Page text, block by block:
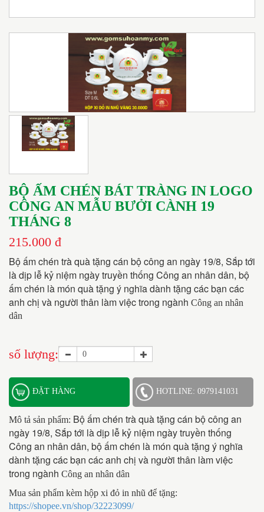
BỘ ẤM CHÉN BÁT TRÀNG IN LOGO
CÔNG AN MẪU BƯỞI CÀNH 19
THÁNG 8
215.000 đ
Bộ ấm chén trà quà tặng cán bộ công an ngày 19/8, Sắp tới
là dịp lễ kỷ niệm ngày truyền thống Công an nhân dân, bộ
ấm chén là món quà tặng ý nghĩa dành tặng các bạn các
anh chị và người thân làm việc trong ngành Công an nhân
dân
số lượng:
ĐẶT HÀNG HOTLINE: 0979141031
Mô tả sản phẩm: Bộ ấm chén trà quà tặng cán bộ công an
ngày 19/8, Sắp tới là dịp lễ kỷ niệm ngày truyền thống
Công an nhân dân, bộ ấm chén là món quà tặng ý nghĩa
dành tặng các bạn các anh chị và người thân làm việc
trong ngành Công an nhân dân
Mua sản phẩm kèm hộp xi đỏ in nhũ để tặng:
https://shopee.vn/shop/32223099/